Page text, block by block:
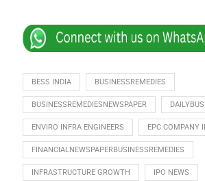
BESS INDIA BUSINESSREMEDIES
BUSINESSREMEDIESNEWSPAPER
ENVIRO INFRA ENGINEERS EPC COMPANY
FINANCIALNEWSPAPERBUSINESSREMEDIES
INFRASTRUCTURE GROWTH IPO NEWS